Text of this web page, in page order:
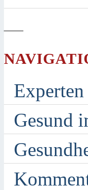
—
Gesund